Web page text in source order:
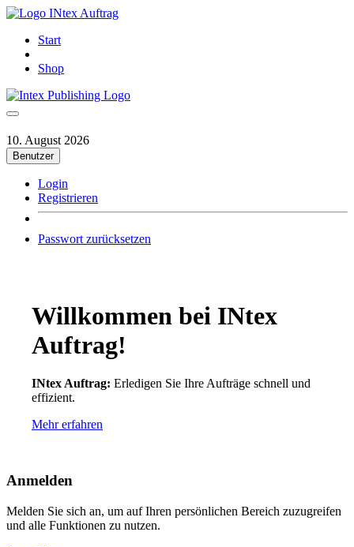
INtex Auftrag
Start
Shop
10. August 2026
Benutzer
Login
Registrieren
Passwort zurücksetzen
Willkommen bei INtex
Auftrag!
INtex Auftrag: Erledigen Sie Ihre Aufträge schnell und
effizient.
Mehr erfahren
Anmelden
Melden Sie sich an, um auf Ihren persönlichen Bereich zuzugreifen
und alle Funktionen zu nutzen.